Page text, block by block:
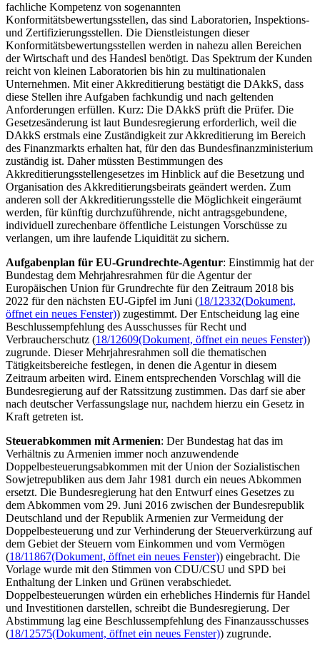
fachliche Kompetenz von sogenannten
Konformitätsbewertungsstellen, das sind Laboratorien, Inspektions-
und Zertifizierungsstellen. Die Dienstleistungen dieser
Konformitätsbewertungsstellen werden in nahezu allen Bereichen
der Wirtschaft und des Handesl benötigt. Das Spektrum der Kunden
reicht von kleinen Laboratorien bis hin zu multinationalen
Unternehmen. Mit einer Akkreditierung bestätigt die DAkkS, dass
diese Stellen ihre Aufgaben fachkundig und nach geltenden
Anforderungen erfüllen. Kurz: Die DAkkS prüft die Prüfer. Die
Gesetzesänderung ist laut Bundesregierung erforderlich, weil die
DAkkS erstmals eine Zuständigkeit zur Akkreditierung im Bereich
des Finanzmarkts erhalten hat, für den das Bundesfinanzministerium
zuständig ist. Daher müssten Bestimmungen des
Akkreditierungsstellengesetzes im Hinblick auf die Besetzung und
Organisation des Akkreditierungsbeirats geändert werden. Zum
anderen soll der Akkreditierungsstelle die Möglichkeit eingeräumt
werden, für künftig durchzuführende, nicht antragsgebundene,
individuell zurechenbare öffentliche Leistungen Vorschüsse zu
verlangen, um ihre laufende Liquidität zu sichern.
Aufgabenplan für EU-Grundrechte-Agentur: Einstimmig hat der
Bundestag dem Mehrjahresrahmen für die Agentur der
Europäischen Union für Grundrechte für den Zeitraum 2018 bis
2022 für den nächsten EU-Gipfel im Juni (18/12332(Dokument,
öffnet ein neues Fenster)) zugestimmt. Der Entscheidung lag eine
Beschlussempfehlung des Ausschusses für Recht und
Verbraucherschutz (18/12609(Dokument, öffnet ein neues Fenster))
zugrunde. Dieser Mehrjahresrahmen soll die thematischen
Tätigkeitsbereiche festlegen, in denen die Agentur in diesem
Zeitraum arbeiten wird. Einem entsprechenden Vorschlag will die
Bundesregierung auf der Ratssitzung zustimmen. Das darf sie aber
nach deutscher Verfassungslage nur, nachdem hierzu ein Gesetz in
Kraft getreten ist.
Steuerabkommen mit Armenien: Der Bundestag hat das im
Verhältnis zu Armenien immer noch anzuwendende
Doppelbesteuerungsabkommen mit der Union der Sozialistischen
Sowjetrepubliken aus dem Jahr 1981 durch ein neues Abkommen
ersetzt. Die Bundesregierung hat den Entwurf eines Gesetzes zu
dem Abkommen vom 29. Juni 2016 zwischen der Bundesrepublik
Deutschland und der Republik Armenien zur Vermeidung der
Doppelbesteuerung und zur Verhinderung der Steuerverkürzung auf
dem Gebiet der Steuern vom Einkommen und vom Vermögen
(18/11867(Dokument, öffnet ein neues Fenster)) eingebracht. Die
Vorlage wurde mit den Stimmen von CDU/CSU und SPD bei
Enthaltung der Linken und Grünen verabschiedet.
Doppelbesteuerungen würden ein erhebliches Hindernis für Handel
und Investitionen darstellen, schreibt die Bundesregierung. Der
Abstimmung lag eine Beschlussempfehlung des Finanzausschusses
(18/12575(Dokument, öffnet ein neues Fenster)) zugrunde.